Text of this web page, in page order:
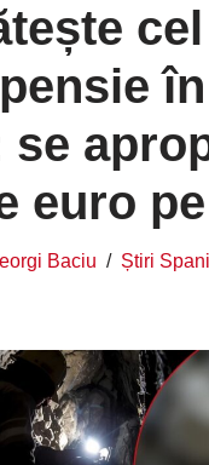
în
se
euro
Baciu Știri